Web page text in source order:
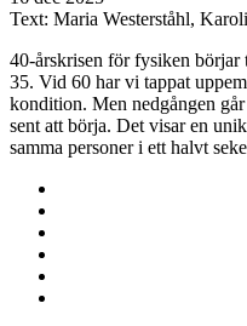
Text: Maria Westerståhl,
40-årskrisen för fysiken
35. Vid 60 har vi tappat
kondition. Men nedgången
sent att börja. Det visar en
samma personer i ett halvt